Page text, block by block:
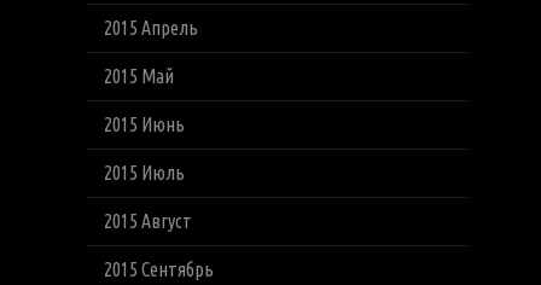
2015 Апрель
2015 Май
2015 Июнь
2015 Июль
2015 Август
2015 Сентябрь